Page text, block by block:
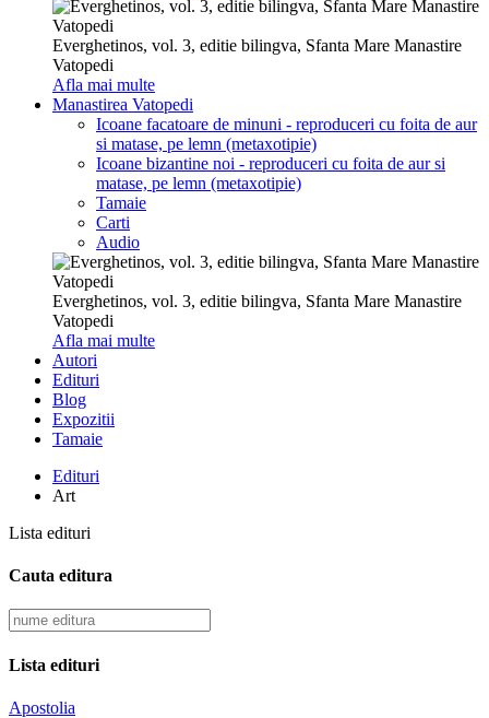
Everghetinos, vol. 3, editie bilingva, Sfanta Mare Manastire
Vatopedi
Afla mai multe
Manastirea Vatopedi
Icoane facatoare de minuni - reproduceri cu foita de aur
si matase, pe lemn (metaxotipie)
Icoane bizantine noi - reproduceri cu foita de aur si
matase, pe lemn (metaxotipie)
Tamaie
Carti
Audio
Everghetinos, vol. 3, editie bilingva, Sfanta Mare Manastire
Vatopedi
Afla mai multe
Autori
Edituri
Blog
Expozitii
Tamaie
Edituri
Art
Lista edituri
Cauta editura
Lista edituri
Apostolia